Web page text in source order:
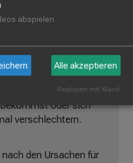
kannst oder
oder vor der Schule
deiner Klasse hast.
oder sich
verschlechtern.
den Ursachen für
abspielen
Alle akzeptieren
Realisiert mit Klaro!